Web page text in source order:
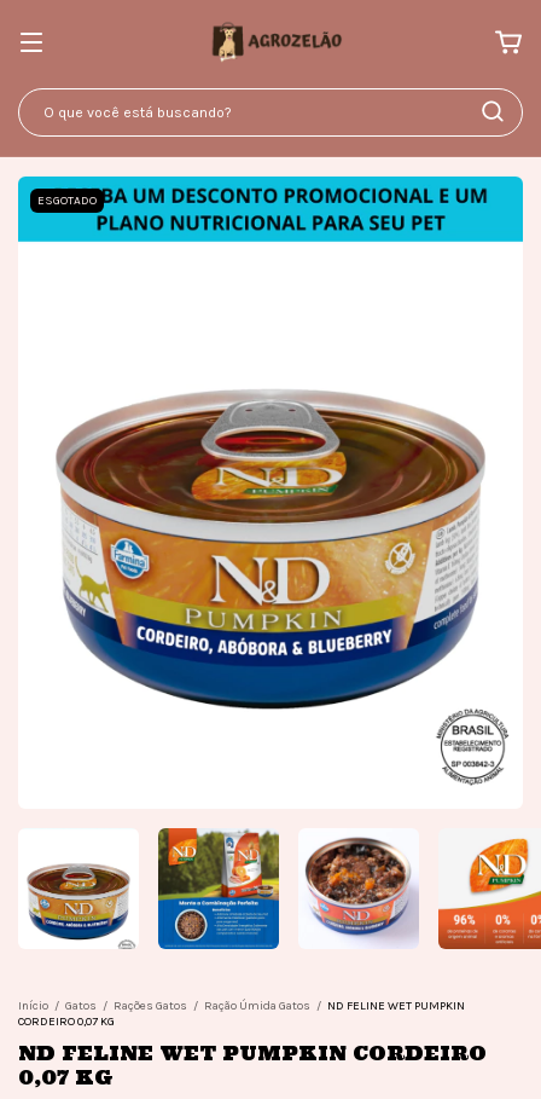
ESGOTADO
Início / Gatos / Rações Gatos / Ração Úmida Gatos / ND FELINE WET PUMPKIN
CORDEIRO 0,07 KG
ND FELINE WET PUMPKIN CORDEIRO
0,07 KG